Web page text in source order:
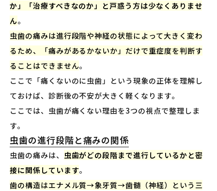
か」「治療すべきなのか」と戸惑う方は少なくありませ
ん。
虫歯の痛みは進行段階や神経の状態によって大きく変わ
るため、「痛みがあるかないか」だけで重症度を判断す
ることはできません。
ここで「痛くないのに虫歯」という現象の正体を理解し
ておけば、診断後の不安が大きく軽くなります。
ここでは、虫歯が痛くない理由を3つの視点で整理しま
す。
虫歯の進行段階と痛みの関係
虫歯の痛みは、 虫歯がどの段階まで進行しているかと密
接に関係しています。
歯の構造はエナメル質→象牙質→歯髄（神経）という三